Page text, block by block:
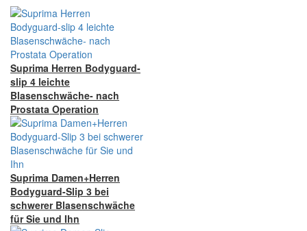
Suprima Herren Bodyguard-
slip 4 leichte
Blasenschwäche- nach
Prostata Operation
Suprima Damen+Herren
Bodyguard-Slip 3 bei
schwerer Blasenschwäche
für Sie und Ihn